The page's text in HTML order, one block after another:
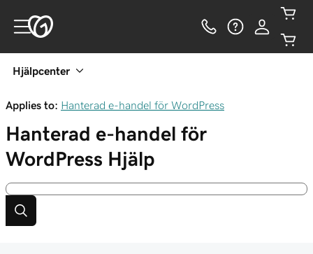
Hjälpcenter
Applies to: Hanterad e-handel för WordPress
Hanterad e-handel för
WordPress Hjälp